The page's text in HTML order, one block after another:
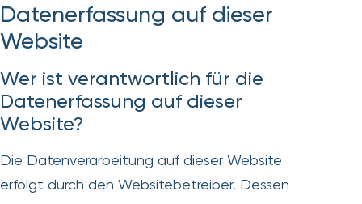
Datenerfassung auf dieser
Website
Wer ist verantwortlich für die
Datenerfassung auf dieser
Website?
Die Datenverarbeitung auf dieser Website
erfolgt durch den Websitebetreiber. Dessen